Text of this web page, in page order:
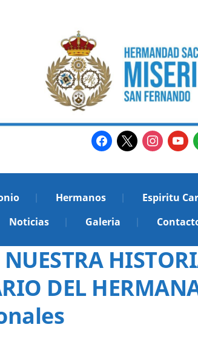
facebook
x instagram
Hermanos Espiritu
Noticias
Galeria
DEL